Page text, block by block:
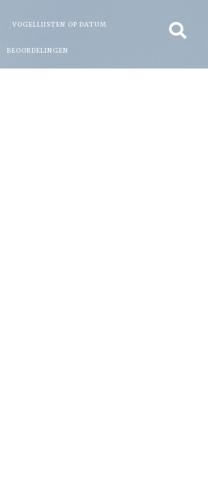
VOGELLIJSTEN OP DATUM
BEOORDELINGEN